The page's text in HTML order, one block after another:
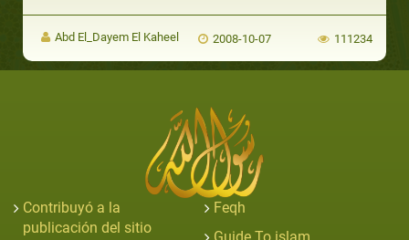
Abd El_Dayem El Kaheel 2008-10-07 111234
Contribuyó a la
publicación del sitio
Feqh
Guide To islam